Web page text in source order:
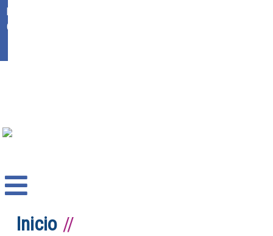
Ikasgunea
Office 365
Inicio